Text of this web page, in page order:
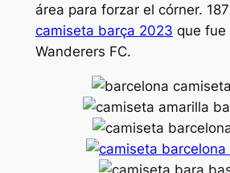
área para forzar el córner.
camiseta barça 2023 que fue
Wanderers FC.